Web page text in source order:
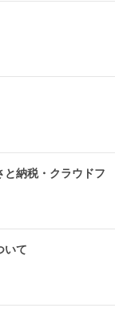
と納税・クラウドフ
いて